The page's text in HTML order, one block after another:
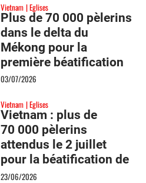
Vietnam Eglises
Plus de 70 000 pèlerins
dans le delta du
Mékong pour la
première béatification
sur le sol vietnamien
03/07/2026
Vietnam Eglises
Vietnam : plus de
70 000 pèlerins
attendus le 2 juillet
pour la béatification de
François-Xavier Truong
23/06/2026